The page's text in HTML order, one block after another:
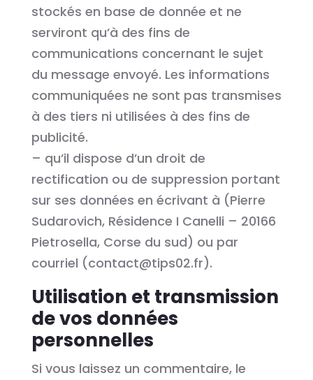
stockés en base de donnée et ne
serviront qu’à des fins de
communications concernant le sujet
du message envoyé. Les informations
communiquées ne sont pas transmises
à des tiers ni utilisées à des fins de
publicité.
– qu’il dispose d’un droit de
rectification ou de suppression portant
sur ses données en écrivant à (Pierre
Sudarovich, Résidence I Canelli – 20166
Pietrosella, Corse du sud) ou par
courriel (contact@tips02.fr).
Utilisation et transmission
de vos données
personnelles
Si vous laissez un commentaire, le